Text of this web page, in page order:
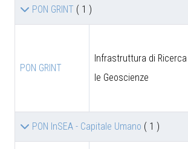
PON GRINT ( 1 )
PON GRINT
Infrastruttura di
le Geoscienze
PON InSEA - Capitale Umano ( 1 )